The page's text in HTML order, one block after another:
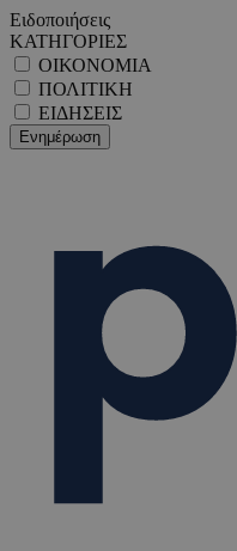
Ειδοποιήσεις
ΚΑΤΗΓΟΡΙΕΣ
ΟΙΚΟΝΟΜΙΑ
ΠΟΛΙΤΙΚΗ
ΕΙΔΗΣΕΙΣ